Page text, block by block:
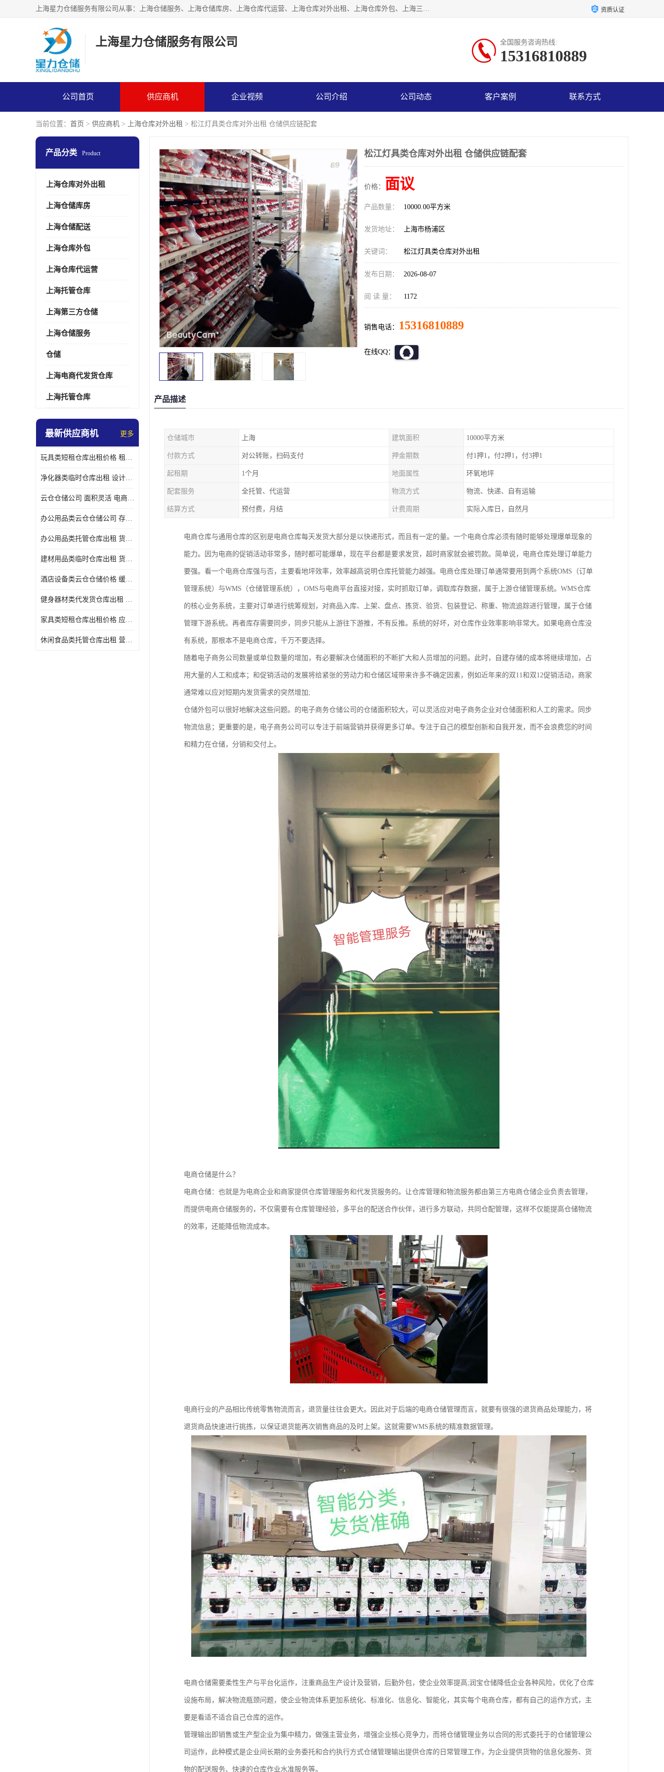
上海星力仓储服务有限公司从事：上海仓储服务、上海仓储库房、上海仓库代运营、上海仓库对外出租、上海仓库外包、上海三方仓储、上海电商仓储代发、上海电商代发货仓库、上海托管仓库、上海仓储配送。上海星力仓储服务有限公司现在拥有100个分仓、10万余平方的标准库房，精炼员工几百名，与几千家客户合作，公司已跻身上海仓储行业前列。欢迎来电咨询！ 资质认证
上海星力仓储服务有限公司 全国服务咨询热线:
15316810889
公司首页 供应商机 企业视频 公司介绍 公司动态 客户案例 联系方式
当前位置： 首页 > 供应商机 > 上海仓库对外出租 > 松江灯具类仓库对外出租 仓储供应链配套
产品分类 Product
上海仓库对外出租
上海仓储库房
上海仓储配送
上海仓库外包
上海仓库代运营
上海托管仓库
上海第三方仓储
上海仓储服务
仓储
上海电商代发货仓库
上海托管仓库
最新供应商机 更多
玩具类短租仓库出租价格 租期灵活 智能电商配套
净化器类临时仓库出租 设计简单 电商仓储物流战略合作
云仓仓储公司 面积灵活 电商仓储物流战略合作
办公用品类云仓仓储公司 存货周转很快 电商仓储物流战略整合
办公用品类托管仓库出租 货物装卸方便 电商仓储物流战略合作
建材用品类临时仓库出租 货物装卸方便 仓储供应链配套
酒店设备类云仓仓储价格 缓解企业储存压力 智能电商配套
健身器材类代发货仓库出租 租期灵活 新媒体平台配套
家具类短租仓库出租价格 应用广泛 智能电商配套
休闲食品类托管仓库出租 营造良好环境氛围 垂直电商配套
松江灯具类仓库对外出租 仓储供应链配套
价格： 面议
产品数量： 10000.00平方米
发货地址： 上海市杨浦区
关键词： 松江灯具类仓库对外出租
发布日期： 2026-08-07
阅 读 量： 1172
销售电话： 15316810889
在线QQ：
产品描述
仓储城市 上海 建筑面积 10000平方米
付款方式 对公转账，扫码支付 押金期数 付1押1，付2押1，付3押1
起租期 1个月 地面属性 环氧地坪
配套服务 全托管、代运营 物流方式 物流、快递、自有运输
结算方式 预付费，月结 计费周期 实际入库日，自然月
电商仓库与通用仓库的区别是电商仓库每天发货大部分是以快递形式，而且有一定的量。一个电商仓库必须有随时能够处理爆单现象的
能力。因为电商的促销活动非常多，随时都可能爆单，现在平台都是要求发货，超时商家就会被罚款。简单说，电商仓库处理订单能力
要强。看一个电商仓库强与否，主要看地坪效率，效率越高说明仓库托管能力越强。电商仓库处理订单通常要用到两个系统OMS（订单
管理系统）与WMS（仓储管理系统），OMS与电商平台直接对接，实时抓取订单，调取库存数据，属于上游仓储管理系统。WMS仓库
的核心业务系统，主要对订单进行统筹规划，对商品入库、上架、盘点、拣货、验货、包装登记、称重、物流追踪进行管理，属于仓储
管理下游系统。再者库存需要同步，同步只能从上游往下游推，不有反推。系统的好坏，对仓库作业效率影响非常大。如果电商仓库没
有系统，那根本不是电商仓库，千万不要选择。
随着电子商务公司数量或单位数量的增加，有必要解决仓储面积的不断扩大和人员增加的问题。此时，自建存储的成本将继续增加，占
用大量的人工和成本；和促销活动的发展将给紧张的劳动力和仓储区域带来许多不确定因素，例如近年来的双11和双12促销活动，商家
通常难以应对短期内发货需求的突然增加;
仓储外包可以很好地解决这些问题。的电子商务仓储公司的仓储面积较大，可以灵活应对电子商务企业对仓储面积和人工的需求。同步
物流信息；更重要的是，电子商务公司可以专注于前端营销并获得更多订单。专注于自己的模型创新和自我开发，而不会浪费您的时间
和精力在仓储，分销和交付上。
电商仓储是什么？
电商仓储：也就是为电商企业和商家提供仓库管理服务和代发货服务的。让仓库管理和物流服务都由第三方电商仓储企业负责去管理，
而提供电商仓储服务的，不仅需要有仓库管理经验，多平台的配送合作伙伴，进行多方联动，共同仓配管理，这样不仅能提高仓储物流
的效率，还能降低物流成本。
电商行业的产品相比传统零售物流而言，退货量往往会更大。因此对于后端的电商仓储管理而言，就要有很强的退货商品处理能力，将
退货商品快速进行挑拣，以保证退货能再次销售商品的及时上架。这就需要WMS系统的精准数据管理。
电商仓储需要柔性生产与平台化运作，注重商品生产设计及营销，后勤外包，使企业效率提高;润宝仓储降低企业各种风险，优化了仓库
设施布局，解决物流瓶颈问题，使企业物流体系更加系统化、标准化、信息化、智能化，其实每个电商仓库，都有自己的运作方式，主
要是看适不适合自己仓库的运作。
管理输出即销售或生产型企业为集中精力，做强主营业务，增强企业核心竞争力，而将仓储管理业务以合同的形式委托于的仓储管理公
司运作，此种模式是企业间长期的业务委托和合约执行方式仓储管理输出提供仓库的日常管理工作，为企业提供货物的信息化服务、货
物的配送服务、快速的仓库作业水准服务等。